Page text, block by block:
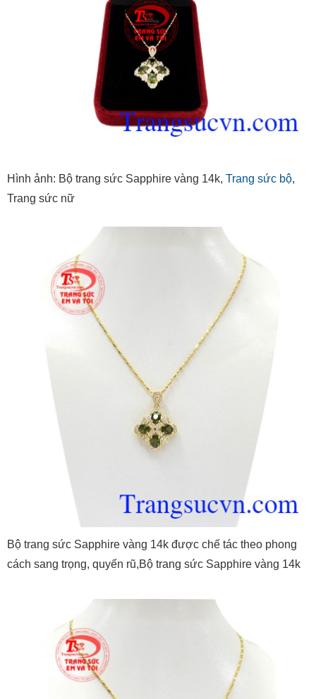
Hình ảnh: Bộ trang sức Sapphire vàng 14k, Trang sức bộ,
Trang sức nữ
Bộ trang sức Sapphire vàng 14k được chế tác theo phong
cách sang trọng, quyến rũ,Bộ trang sức Sapphire vàng 14k